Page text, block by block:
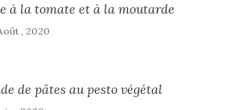
à la tomate et à la moutarde
, 2020
de pâtes au pesto végétal